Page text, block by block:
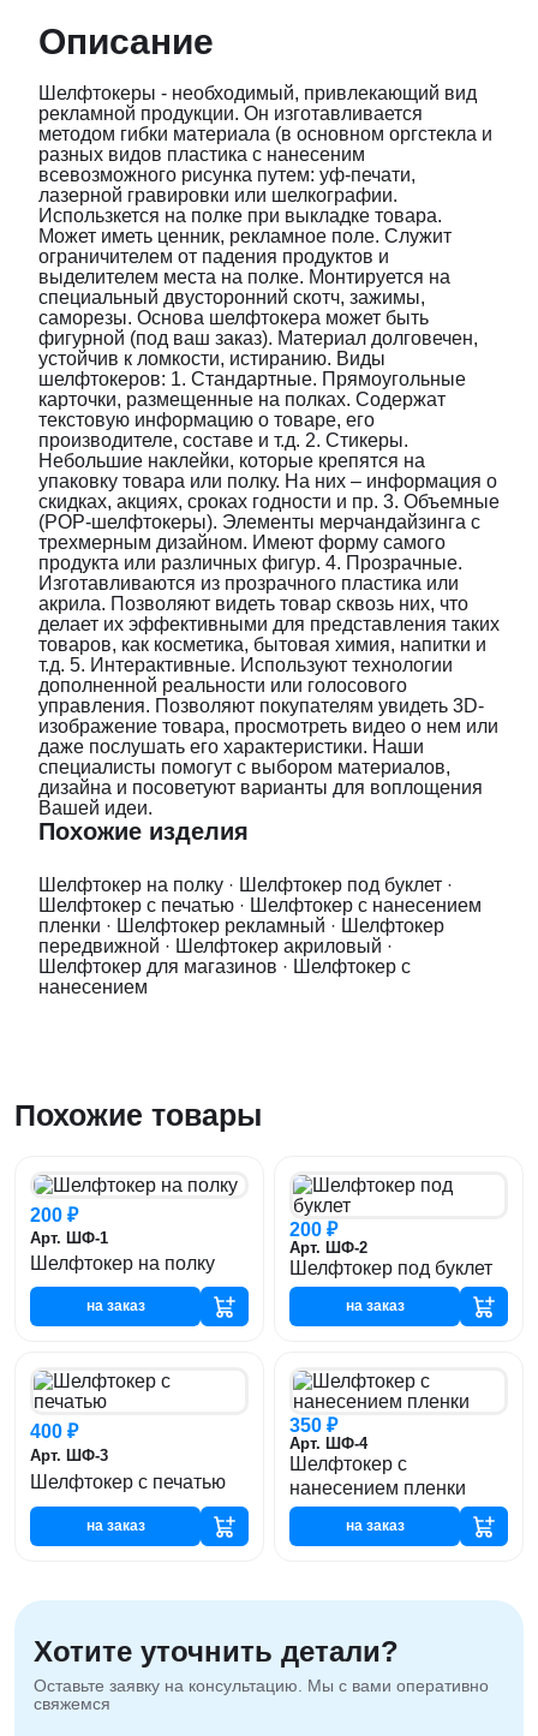
Описание
Шелфтокеры - необходимый, привлекающий вид
рекламной продукции. Он изготавливается
методом гибки материала (в основном оргстекла и
разных видов пластика с нанесеним
всевозможного рисунка путем: уф-печати,
лазерной гравировки или шелкографии.
Использкется на полке при выкладке товара.
Может иметь ценник, рекламное поле. Служит
ограничителем от падения продуктов и
выделителем места на полке. Монтируется на
специальный двусторонний скотч, зажимы,
саморезы. Основа шелфтокера может быть
фигурной (под ваш заказ). Материал долговечен,
устойчив к ломкости, истиранию. Виды
шелфтокеров: 1. Стандартные. Прямоугольные
карточки, размещенные на полках. Содержат
текстовую информацию о товаре, его
производителе, составе и т.д. 2. Стикеры.
Небольшие наклейки, которые крепятся на
упаковку товара или полку. На них – информация о
скидках, акциях, сроках годности и пр. 3. Объемные
(POP-шелфтокеры). Элементы мерчандайзинга с
трехмерным дизайном. Имеют форму самого
продукта или различных фигур. 4. Прозрачные.
Изготавливаются из прозрачного пластика или
акрила. Позволяют видеть товар сквозь них, что
делает их эффективными для представления таких
товаров, как косметика, бытовая химия, напитки и
т.д. 5. Интерактивные. Используют технологии
дополненной реальности или голосового
управления. Позволяют покупателям увидеть 3D-
изображение товара, просмотреть видео о нем или
даже послушать его характеристики. Наши
специалисты помогут с выбором материалов,
дизайна и посоветуют варианты для воплощения
Вашей идеи.
Похожие изделия
Шелфтокер на полку · Шелфтокер под буклет ·
Шелфтокер с печатью · Шелфтокер с нанесением
пленки · Шелфтокер рекламный · Шелфтокер
передвижной · Шелфтокер акриловый ·
Шелфтокер для магазинов · Шелфтокер с
нанесением
Похожие товары
200 ₽
Арт. ШФ-1
Шелфтокер на полку
на заказ
200 ₽
Арт. ШФ-2
Шелфтокер под буклет
на заказ
400 ₽
Арт. ШФ-3
Шелфтокер с печатью
на заказ
350 ₽
Арт. ШФ-4
Шелфтокер с
нанесением пленки
на заказ
Хотите уточнить детали?
Оставьте заявку на консультацию. Мы с вами оперативно
свяжемся